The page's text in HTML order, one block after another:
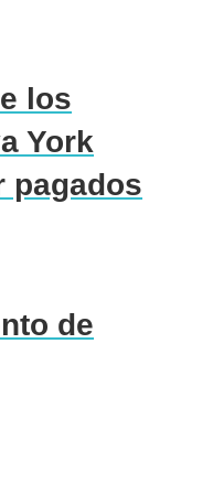
los
York
pagados
de